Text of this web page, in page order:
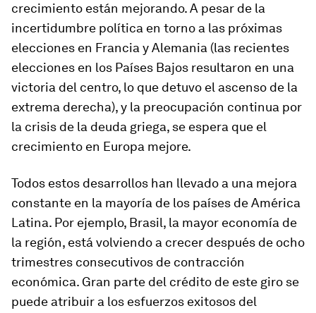
crecimiento están mejorando. A pesar de la
incertidumbre política en torno a las próximas
elecciones en Francia y Alemania (las recientes
elecciones en los Países Bajos resultaron en una
victoria del centro, lo que detuvo el ascenso de la
extrema derecha), y la preocupación continua por
la crisis de la deuda griega, se espera que el
crecimiento en Europa mejore.
Todos estos desarrollos han llevado a una mejora
constante en la mayoría de los países de América
Latina. Por ejemplo, Brasil, la mayor economía de
la región, está volviendo a crecer después de ocho
trimestres consecutivos de contracción
económica. Gran parte del crédito de este giro se
puede atribuir a los esfuerzos exitosos del